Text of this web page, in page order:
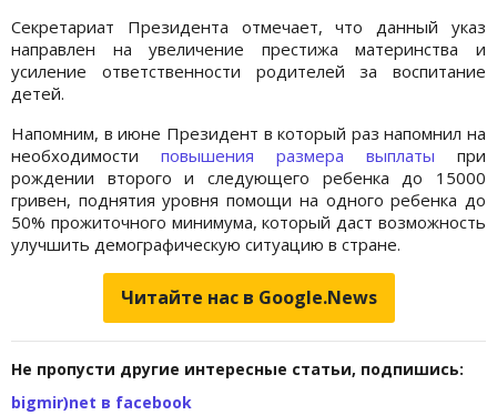
Секретариат Президента отмечает, что данный указ
направлен на увеличение престижа материнства и
усиление ответственности родителей за воспитание
детей.
Напомним, в июне Президент в который раз напомнил на
необходимости повышения размера выплаты при
рождении второго и следующего ребенка до 15000
гривен, поднятия уровня помощи на одного ребенка до
50% прожиточного минимума, который даст возможность
улучшить демографическую ситуацию в стране.
Читайте нас в Google.News
Не пропусти другие интересные статьи, подпишись:
bigmir)net в facebook